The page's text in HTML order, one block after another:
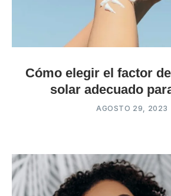
Cómo elegir el factor
solar adecuado
AGOSTO 29, 2023